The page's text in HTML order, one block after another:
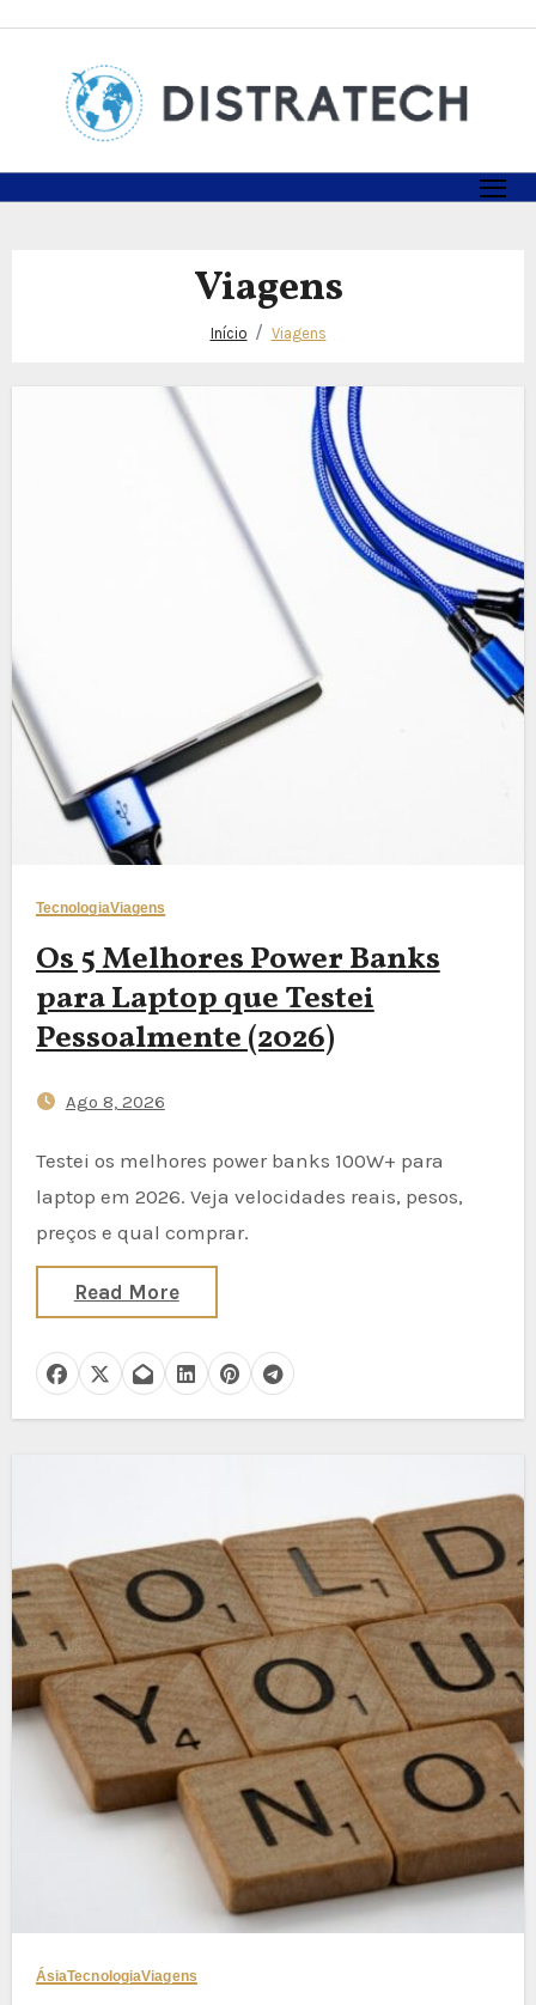
Viagens
Início Viagens
TecnologiaViagens
Os 5 Melhores Power Banks
para Laptop que Testei
Pessoalmente (2026)
Ago 8, 2026
Testei os melhores power banks 100W+ para
laptop em 2026. Veja velocidades reais, pesos,
preços e qual comprar.
Read More
ÁsiaTecnologiaViagens